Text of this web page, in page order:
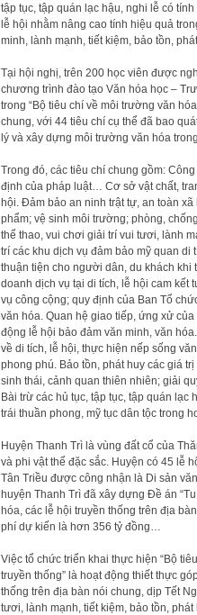
tập tục, tập quán lạc hậu, nghi lễ có
lễ hội nhằm nâng cao tính hiệu quả
minh, lành mạnh, tiết kiệm, bảo tồn,
Tại hội nghị, trên 200 học viên được
chương trình đào tạo Văn hóa học –
trong “Bộ tiêu chí về môi trường văn
chung, với 44 tiêu chí cụ thể đã bao
lý và xây dựng môi trường văn hóa
Trong đó, các tiêu chí chung gồm:
định của pháp luật… Cơ sở vật chất,
hội. Đảm bảo an ninh trật tự, an toàn
phẩm; vệ sinh môi trường; phòng,
thể thao, vui chơi giải trí vui tươi, lành
trí các khu dịch vụ đảm bảo mỹ quan di
thuận tiện cho người dân, du khách khi
doanh dịch vụ tại di tích, lễ hội cam kết
vụ công cộng; quy định của Ban Tổ
văn hóa. Quan hệ giao tiếp, ứng xử
động lễ hội bảo đảm văn minh, văn
về di tích, lễ hội, thực hiện nếp sống
phong phú. Bảo tồn, phát huy các giá
sinh thái, cảnh quan thiên nhiên; giải
Bài trừ các hủ tục, tập tục, tập quán
trái thuần phong, mỹ tục dân tộc trong
Huyện Thanh Trì là vùng đất cổ của
và phi vật thể đặc sắc. Huyện có 45 lễ
Tân Triều được công nhận là Di sản
huyện Thanh Trì đã xây dựng Đề án
hóa, các lễ hội truyền thống trên địa
phí dự kiến là hơn 356 tỷ đồng…
Việc tổ chức triển khai thực hiện “Bộ
truyền thống” là hoạt động thiết thực
thống trên địa bàn nói chung, dịp Tết
tươi, lành mạnh, tiết kiệm, bảo tồn,